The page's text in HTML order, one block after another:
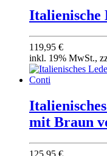
Italienische
119,95 €
inkl. 19% MwSt.,
mit Braun
125,95 €